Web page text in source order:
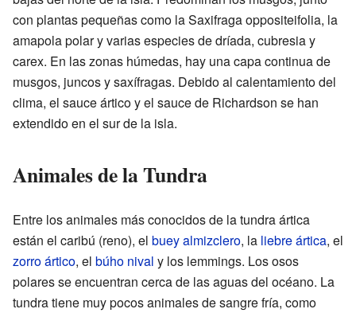
con plantas pequeñas como la Saxifraga oppositeifolia, la
amapola polar y varias especies de dríada, cubresia y
carex. En las zonas húmedas, hay una capa continua de
musgos, juncos y saxífragas. Debido al calentamiento del
clima, el sauce ártico y el sauce de Richardson se han
extendido en el sur de la isla.
Animales de la Tundra
Entre los animales más conocidos de la tundra ártica
están el caribú (reno), el buey almizclero, la liebre ártica, el
zorro ártico, el búho nival y los lemmings. Los osos
polares se encuentran cerca de las aguas del océano. La
tundra tiene muy pocos animales de sangre fría, como